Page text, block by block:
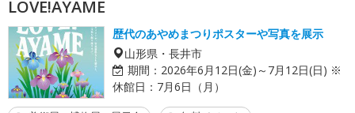
LOVE!AYAME
歴代のあやめまつりポスターや写真を展示
山形県・長井市
期間： 2026年6月12日(金)～7月12日(日) ※
休館日：7月6日（月）